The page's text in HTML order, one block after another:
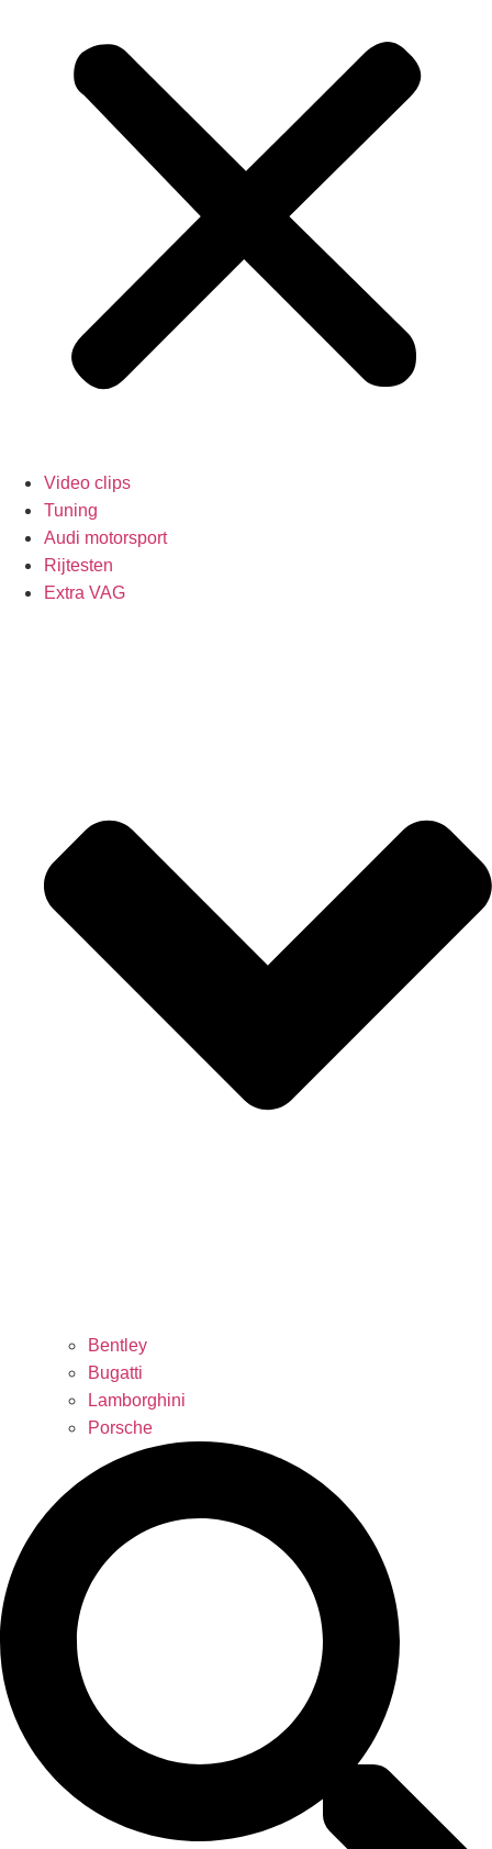
Video clips
Tuning
Audi motorsport
Rijtesten
Extra VAG
Bentley
Bugatti
Lamborghini
Porsche